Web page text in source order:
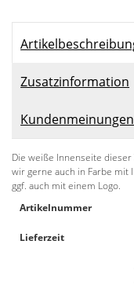
Zusatzinformation
Kundenmeinungen
Die weiße Innenseite
wir gerne auch in Farbe
ggf. auch mit einem Logo.
Artikelnummer
Lieferzeit